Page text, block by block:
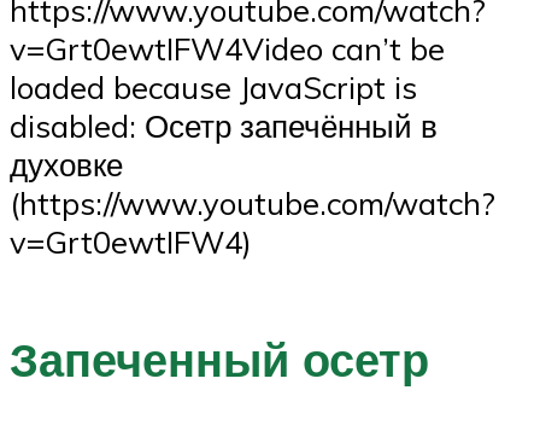
https://www.youtube.com/watch?
v=Grt0ewtIFW4Video can’t be
loaded because JavaScript is
disabled: Осетр запечённый в
духовке
(https://www.youtube.com/watch?
v=Grt0ewtIFW4)
Запеченный осетр